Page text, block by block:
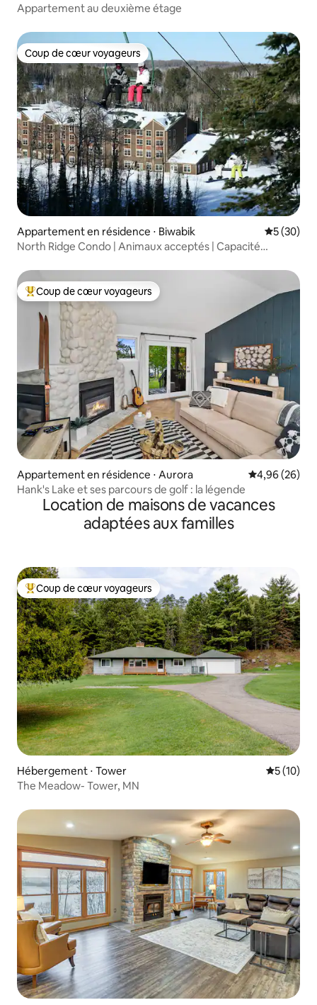
Appartement au deuxième étage
Coup de cœur voyageurs
Coup de cœur voyageurs
Appartement en résidence ⋅ Biwabik
5 (30)
North Ridge Condo | Animaux acceptés | Capacité
Coups de cœur voyageurs les plus appréciés
Coup de cœur voyageurs
Appartement en résidence ⋅ Aurora Évaluation
4,96 (26)
Hank's Lake et ses parcours de golf : la légende
Location de maisons de vacances
adaptées aux familles
Coups de cœur voyageurs les plus appréciés
Coup de cœur voyageurs
Hébergement ⋅ Tower
5 (10)
The Meadow- Tower, MN